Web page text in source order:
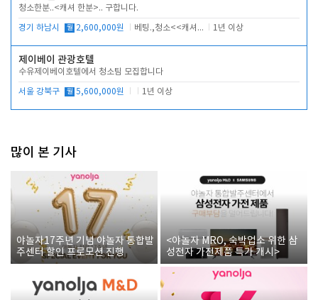
청소한분..<캐셔 한분>.. 구합니다.
경기 하남시 월 2,600,000원 베팅.,청소<<캐셔 모셔봅니다. 1년 이상
제이베이 관광호텔
수유제이베이호텔에서 청소팀 모집합니다
서울 강북구 월 5,600,000원 1년 이상
많이 본 기사
야놀자17주년 기념 야놀자 통합발
주센터 할인 프로모션 진행
<야놀자 MRO, 숙박업소 위한 삼
성전자 가전제품 특가 개시>